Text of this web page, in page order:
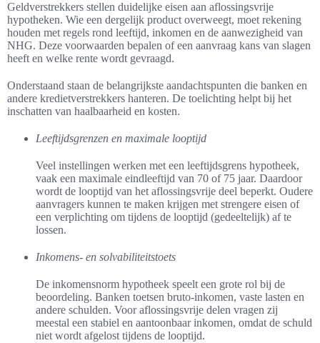
Geldverstrekkers stellen duidelijke eisen aan aflossingsvrije
hypotheken. Wie een dergelijk product overweegt, moet rekening
houden met regels rond leeftijd, inkomen en de aanwezigheid van
NHG. Deze voorwaarden bepalen of een aanvraag kans van slagen
heeft en welke rente wordt gevraagd.
Onderstaand staan de belangrijkste aandachtspunten die banken en
andere kredietverstrekkers hanteren. De toelichting helpt bij het
inschatten van haalbaarheid en kosten.
Leeftijdsgrenzen en maximale looptijd
Veel instellingen werken met een leeftijdsgrens hypotheek,
vaak een maximale eindleeftijd van 70 of 75 jaar. Daardoor
wordt de looptijd van het aflossingsvrije deel beperkt. Oudere
aanvragers kunnen te maken krijgen met strengere eisen of
een verplichting om tijdens de looptijd (gedeeltelijk) af te
lossen.
Inkomens- en solvabiliteitstoets
De inkomensnorm hypotheek speelt een grote rol bij de
beoordeling. Banken toetsen bruto-inkomen, vaste lasten en
andere schulden. Voor aflossingsvrije delen vragen zij
meestal een stabiel en aantoonbaar inkomen, omdat de schuld
niet wordt afgelost tijdens de looptijd.